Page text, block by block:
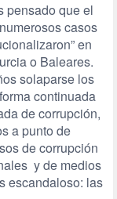
pensado que el
casos
en
o Baleares.
solaparse los
continuada
de corrupción,
a punto de
de corrupción
y de medios
escandaloso: las